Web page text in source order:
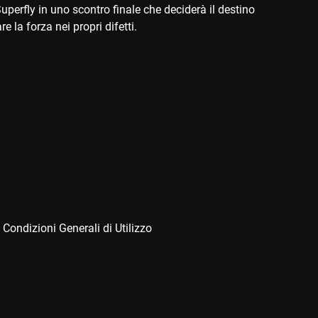
in uno scontro finale che deciderà il destino
la forza nei propri difetti.
Generali di Utilizzo